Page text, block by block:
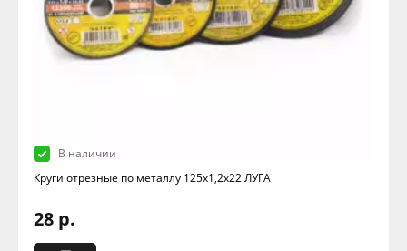
В наличии
Круги отрезные по металлу 125х1,2х22 ЛУГА
28 р.